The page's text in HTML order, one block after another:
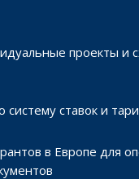
проекты и
ставок и
в Европе для